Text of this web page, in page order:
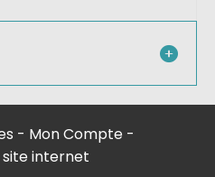
Mon Compte
internet